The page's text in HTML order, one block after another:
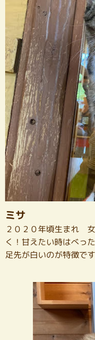
ミサ
２０２０年頃生まれ
く！甘えたい時はべっ
足先が白いのが特徴です